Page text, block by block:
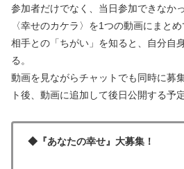
参加者だけでなく、当日参加できなか
〈幸せのカケラ〉を1つの動画にまとめ
相手との「ちがい」を知ると、自分自
る。
動画を見ながらチャットでも同時に募
ト後、動画に追加して後日公開する予
◆『あなたの幸せ』大募集！